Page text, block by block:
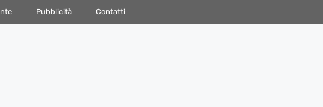
Pubblicità Contatti